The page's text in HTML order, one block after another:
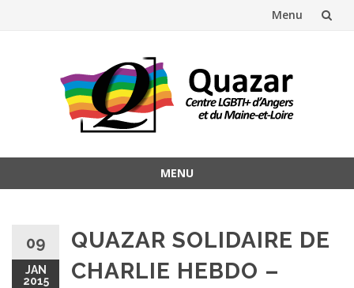
Menu
MENU
09
JAN
2015
QUAZAR SOLIDAIRE DE
CHARLIE HEBDO –